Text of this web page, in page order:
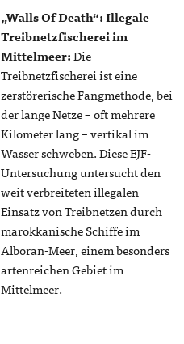
„Walls Of Death“: Illegale
Treibnetzfischerei im
Mittelmeer:Die
Treibnetzfischerei ist eine
zerstörerische Fangmethode, bei
der lange Netze – oft mehrere
Kilometer lang – vertikal im
Wasser schweben. Diese EJF-
Untersuchung untersucht den
weit verbreiteten illegalen
Einsatz von Treibnetzen durch
marokkanische Schiffe im
Alboran-Meer, einem besonders
artenreichen Gebiet im
Mittelmeer.